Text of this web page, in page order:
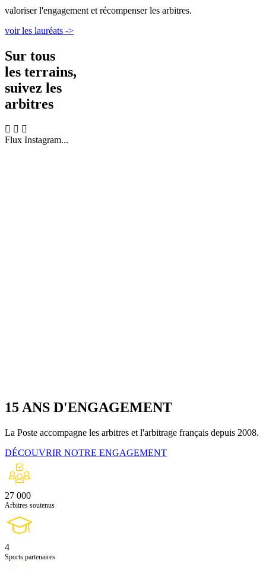
valoriser l'engagement et récompenser les arbitres.
voir les lauréats ->
Sur tous
les terrains,
suivez les
arbitres
Flux Instagram...
15 ANS D'ENGAGEMENT
La Poste accompagne les arbitres et l'arbitrage français depuis 2008.
DÉCOUVRIR NOTRE ENGAGEMENT
27 000
Arbitres soutenus
4
Sports partenaires